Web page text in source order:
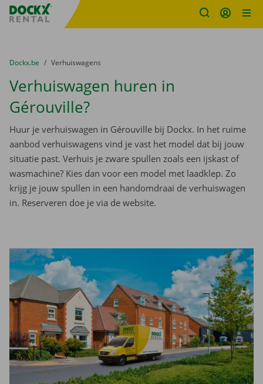
Fratello DEMO
U bevindt zich hier:
van
Dockx.be naar
Verhuiswagens
Verhuiswagen huren in
Gérouville?
Huur je verhuiswagen in Gérouville bij Dockx. In het ruime
aanbod verhuiswagens vind je vast het model dat bij jouw
situatie past. Verhuis je zware spullen zoals een ijskast of
wasmachine? Kies dan voor een model met laadklep. Zo
krijg je jouw spullen in een handomdraai de verhuiswagen
in. Reserveren doe je via de website.